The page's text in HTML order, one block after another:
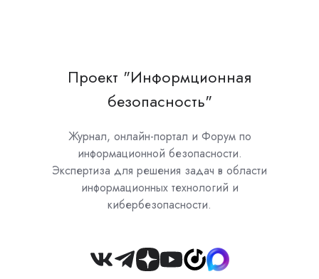
Проект "Информционная
безопасность"
Журнал, онлайн-портал и Форум по
информационной безопасности.
Экспертиза для решения задач в области
информационных технологий и
кибербезопасности.
Join